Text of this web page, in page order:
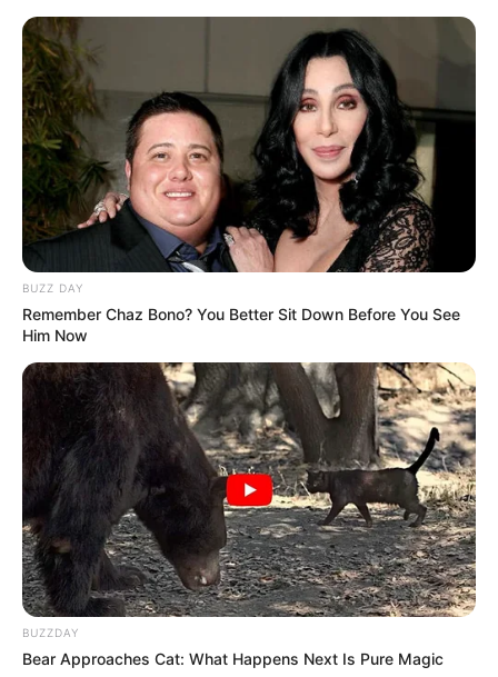
BUZZ DAY
Remember Chaz Bono? You Better Sit Down Before You See
Him Now
BUZZDAY
Bear Approaches Cat: What Happens Next Is Pure Magic